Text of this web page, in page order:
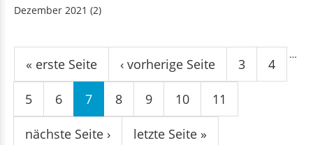
Dezember 2021 (2)
Seiten
« erste Seite ‹ vorherige Seite
…
3 4
5 6 7 8 9 10 11
nächste Seite › letzte Seite »